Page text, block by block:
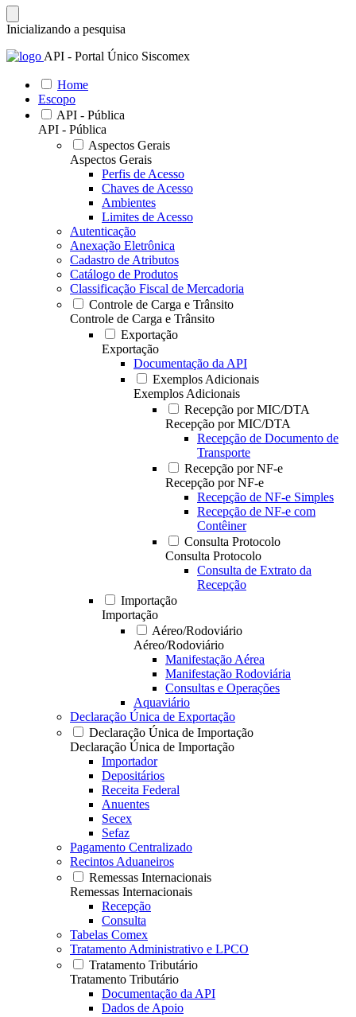
Inicializando a pesquisa
API - Portal Único Siscomex
Home
Escopo
API - Pública
API - Pública
Aspectos Gerais
Aspectos Gerais
Perfis de Acesso
Chaves de Acesso
Ambientes
Limites de Acesso
Autenticação
Anexação Eletrônica
Cadastro de Atributos
Catálogo de Produtos
Classificação Fiscal de Mercadoria
Controle de Carga e Trânsito
Controle de Carga e Trânsito
Exportação
Exportação
Documentação da API
Exemplos Adicionais
Exemplos Adicionais
Recepção por MIC/DTA
Recepção por MIC/DTA
Recepção de Documento de
Transporte
Recepção por NF-e
Recepção por NF-e
Recepção de NF-e Simples
Recepção de NF-e com
Contêiner
Consulta Protocolo
Consulta Protocolo
Consulta de Extrato da
Recepção
Importação
Importação
Aéreo/Rodoviário
Aéreo/Rodoviário
Manifestação Aérea
Manifestação Rodoviária
Consultas e Operações
Aquaviário
Declaração Única de Exportação
Declaração Única de Importação
Declaração Única de Importação
Importador
Depositários
Receita Federal
Anuentes
Secex
Sefaz
Pagamento Centralizado
Recintos Aduaneiros
Remessas Internacionais
Remessas Internacionais
Recepção
Consulta
Tabelas Comex
Tratamento Administrativo e LPCO
Tratamento Tributário
Tratamento Tributário
Documentação da API
Dados de Apoio